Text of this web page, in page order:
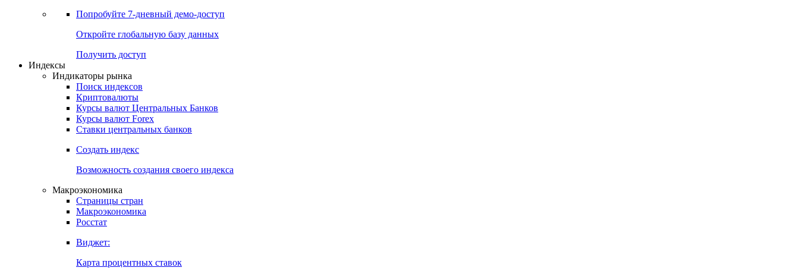
Попробуйте 7-дневный демо-доступ
Откройте глобальную базу данных
Получить доступ
Индексы
Индикаторы рынка
Поиск индексов
Криптовалюты
Курсы валют Центральных Банков
Курсы валют Forex
Ставки центральных банков
Создать индекс
Возможность создания своего индекса
Макроэкономика
Страницы стран
Макроэкономика
Росстат
Виджет:
Карта процентных ставок